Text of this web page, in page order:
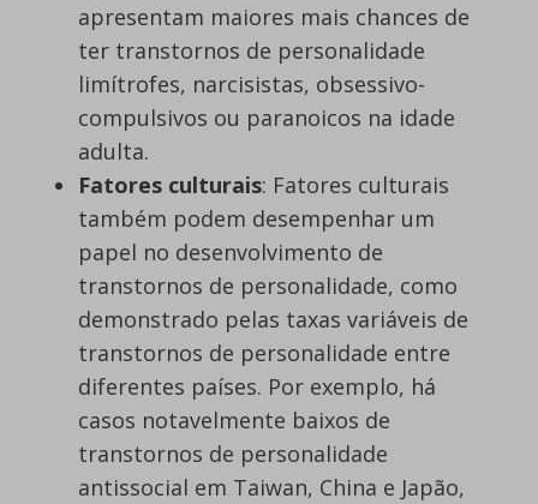
apresentam maiores mais chances de
ter transtornos de personalidade
limítrofes, narcisistas, obsessivo-
compulsivos ou paranoicos na idade
adulta.
Fatores culturais: Fatores culturais
também podem desempenhar um
papel no desenvolvimento de
transtornos de personalidade, como
demonstrado pelas taxas variáveis de
transtornos de personalidade entre
diferentes países. Por exemplo, há
casos notavelmente baixos de
transtornos de personalidade
antissocial em Taiwan, China e Japão,